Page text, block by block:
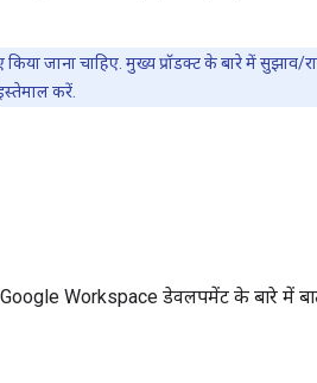
जाना चाहिए. मुख्य प्रॉडक्ट के बारे में सुझाव/
करें.
Workspace डेवलपमेंट के बारे में